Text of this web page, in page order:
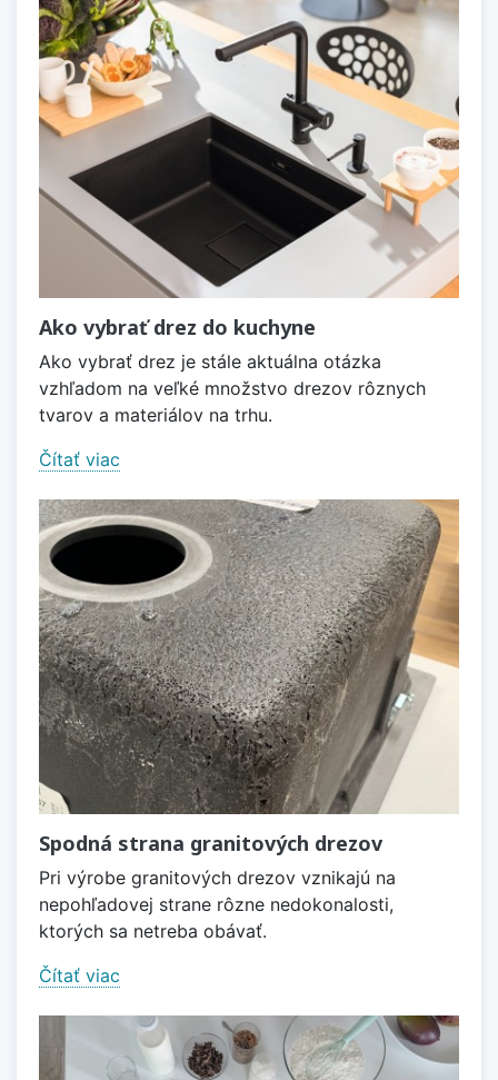
Ako vybrať drez do kuchyne
Ako vybrať drez je stále aktuálna otázka
vzhľadom na veľké množstvo drezov rôznych
tvarov a materiálov na trhu.
Čítať viac
Spodná strana granitových drezov
Pri výrobe granitových drezov vznikajú na
nepohľadovej strane rôzne nedokonalosti,
ktorých sa netreba obávať.
Čítať viac